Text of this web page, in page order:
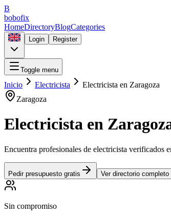
B
bobofix
HomeDirectoryBlogCategories
Login Register
Toggle menu
Inicio Electricista Electricista en Zaragoza
Zaragoza
Electricista en
Encuentra profesionales de electricista verificados
Pedir presupuesto gratis Ver directorio completo
Sin compromiso